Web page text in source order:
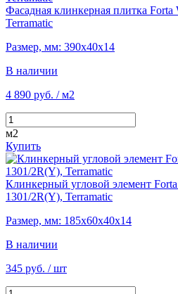
Фасадная клинкерная плитка
Terramatic
Размер, мм: 390х40х14
В наличии
4 890 руб. / м2
м2
Купить
Клинкерный угловой элемент
1301/2R(Y), Terramatic
Размер, мм: 185х60х40х14
В наличии
345 руб. / шт